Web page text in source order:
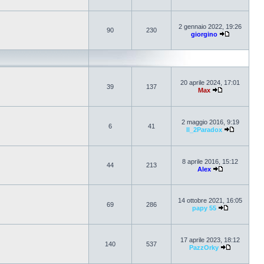
90 230
2 gennaio 2022, 19:26
giorgino
39 137
20 aprile 2024, 17:01
Max
6 41
2 maggio 2016, 9:19
Il_2Paradox
44 213
8 aprile 2016, 15:12
Alex
69 286
14 ottobre 2021, 16:05
papy 55
140 537
17 aprile 2023, 18:12
PazzOrky